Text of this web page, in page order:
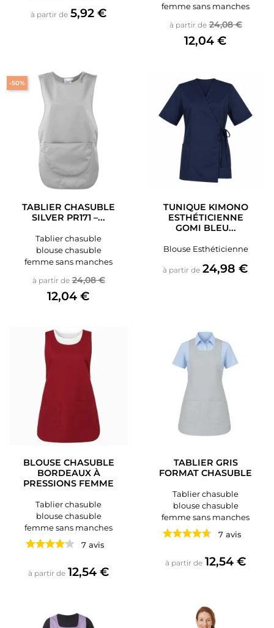
à partir de Prix
5,92 €
femme sans manches
à partir de Prix de base
24,08 €Prix
12,04 €
TABLIER CHASUBLE
SILVER PR171 –...
Tablier chasuble
blouse chasuble
femme sans manches
à partir de Prix de base
24,08 €Prix
12,04 €
-50%
TUNIQUE KIMONO
ESTHÉTICIENNE
GOMI BLEU...
Blouse Esthéticienne
à partir de Prix
24,98 €
BLOUSE CHASUBLE
BORDEAUX À
PRESSIONS FEMME
Tablier chasuble
blouse chasuble
femme sans manches
7 avis
à partir de Prix
12,54 €
TABLIER GRIS
FORMAT CHASUBLE
Tablier chasuble
blouse chasuble
femme sans manches
7 avis
à partir de Prix
12,54 €